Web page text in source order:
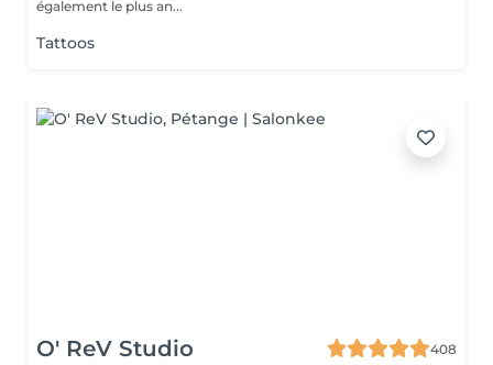
également le plus an...
Tattoos
O' ReV Studio
408